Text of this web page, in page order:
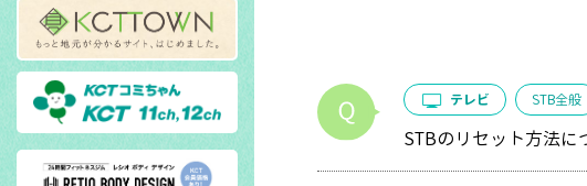
テレビ STB全般
STBのリセット方法に